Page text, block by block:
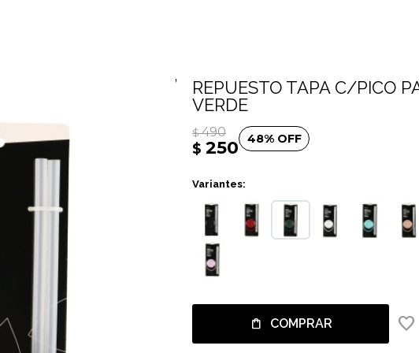
REPUESTO TAPA C/PICO
VERDE
$ 250
$ 490 48
Variantes:
COMPRAR